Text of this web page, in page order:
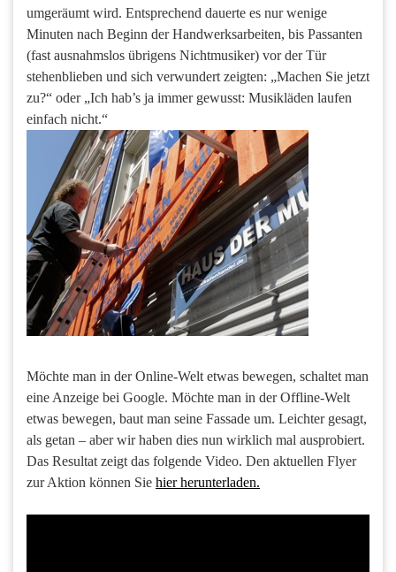
umgeräumt wird. Entsprechend dauerte es nur wenige
Minuten nach Beginn der Handwerksarbeiten, bis Passanten
(fast ausnahmslos übrigens Nichtmusiker) vor der Tür
stehenblieben und sich verwundert zeigten: „Machen Sie jetzt
zu?“ oder „Ich hab’s ja immer gewusst: Musikläden laufen
einfach nicht.“
Möchte man in der Online-Welt etwas bewegen, schaltet man
eine Anzeige bei Google. Möchte man in der Offline-Welt
etwas bewegen, baut man seine Fassade um. Leichter gesagt,
als getan – aber wir haben dies nun wirklich mal ausprobiert.
Das Resultat zeigt das folgende Video. Den aktuellen Flyer
zur Aktion können Sie hier herunterladen.